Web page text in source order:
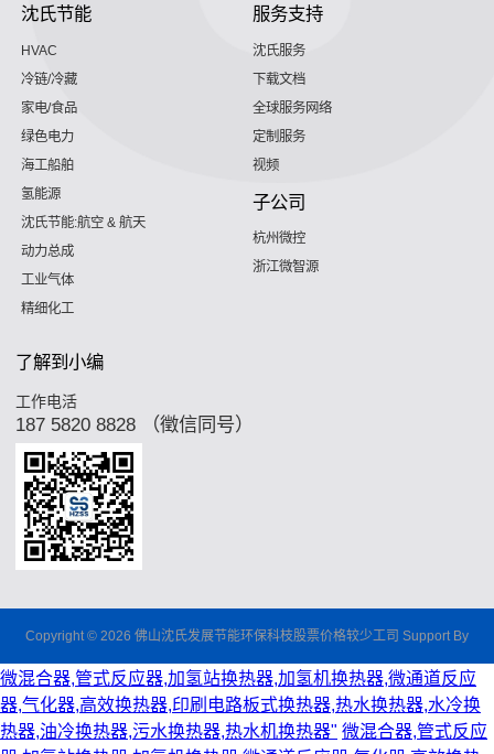
沈氏节能
HVAC
冷链/冷藏
家电/食品
绿色电力
海工船舶
氢能源
沈氏节能:航空 & 航天
动力总成
工业气体
精细化工
服务支持
沈氏服务
下载文档
全球服务网络
定制服务
视频
子公司
杭州微控
浙江微智源
了解到小编
工作电活
187 5820 8828 （徵信同号）
Copyright © 2026 佛山沈氏发展节能环保科枝股票价格较少工司 Support By
微混合器,管式反应器,加氢站换热器,加氢机换热器,微通道反应
器,气化器,高效换热器,印刷电路板式换热器,热水换热器,水冷换
热器,油冷换热器,污水换热器,热水机换热器" 微混合器,管式反应